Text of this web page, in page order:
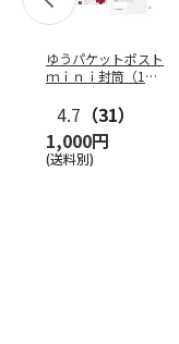
ゆうパケットポスト
ｍｉｎｉ封筒（1個
4.7 （31）
1,000円
(送料別)